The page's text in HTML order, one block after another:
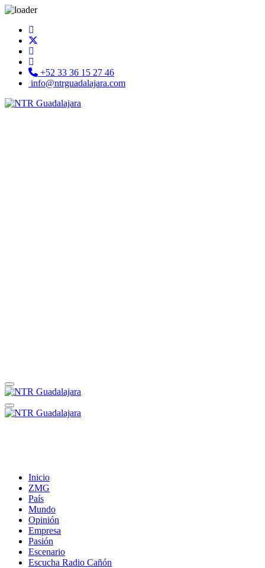
+52 33 36 15 27 46
info@ntrguadalajara.com
Inicio
ZMG
País
Mundo
Opinión
Empresa
Pasión
Escenario
Escucha Radio Cañón